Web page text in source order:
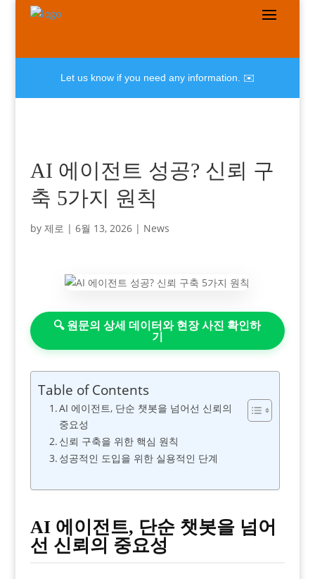
Let us know if you need any information. ✉️
AI 에이전트 성공? 신뢰 구
축 5가지 원칙
by 제로 | 6월 13, 2026| News
🔍 원문의 상세 데이터와 현장 사진 확인하
기
Table of Contents
AI 에이전트, 단순 챗봇을 넘어선 신뢰의
중요성
신뢰 구축을 위한 핵심 원칙
성공적인 도입을 위한 실용적인 단계
AI 에이전트, 단순 챗봇을 넘어
선 신뢰의 중요성